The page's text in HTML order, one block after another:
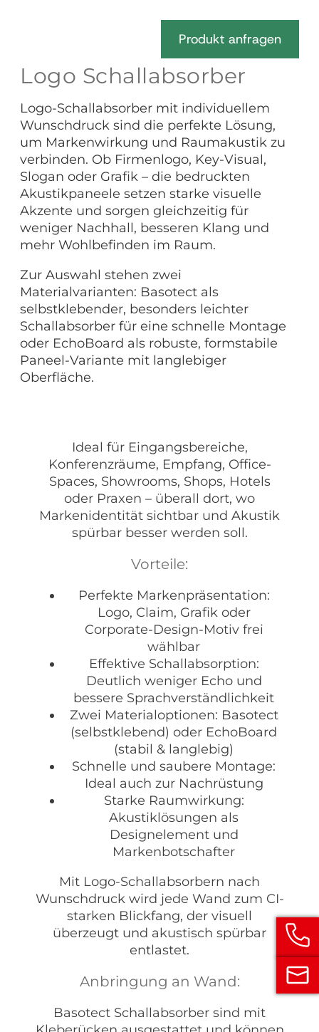
Produkt anfragen
Logo Schallabsorber
Logo-Schallabsorber mit individuellem
Wunschdruck sind die perfekte Lösung,
um Markenwirkung und Raumakustik zu
verbinden. Ob Firmenlogo, Key-Visual,
Slogan oder Grafik – die bedruckten
Akustikpaneele setzen starke visuelle
Akzente und sorgen gleichzeitig für
weniger Nachhall, besseren Klang und
mehr Wohlbefinden im Raum.
Zur Auswahl stehen zwei
Materialvarianten: Basotect als
selbstklebender, besonders leichter
Schallabsorber für eine schnelle Montage
oder EchoBoard als robuste, formstabile
Paneel-Variante mit langlebiger
Oberfläche.
Ideal für Eingangsbereiche,
Konferenzräume, Empfang, Office-
Spaces, Showrooms, Shops, Hotels
oder Praxen – überall dort, wo
Markenidentität sichtbar und Akustik
spürbar besser werden soll.
Vorteile:
Perfekte Markenpräsentation:
Logo, Claim, Grafik oder
Corporate-Design-Motiv frei
wählbar
Effektive Schallabsorption:
Deutlich weniger Echo und
bessere Sprachverständlichkeit
Zwei Materialoptionen: Basotect
(selbstklebend) oder EchoBoard
(stabil & langlebig)
Schnelle und saubere Montage:
Ideal auch zur Nachrüstung
Starke Raumwirkung:
Akustiklösungen als
Designelement und
Markenbotschafter
Mit Logo-Schallabsorbern nach
Wunschdruck wird jede Wand zum CI-
starken Blickfang, der visuell
überzeugt und akustisch spürbar
entlastet.
Anbringung an Wand:
Basotect Schallabsorber sind mit